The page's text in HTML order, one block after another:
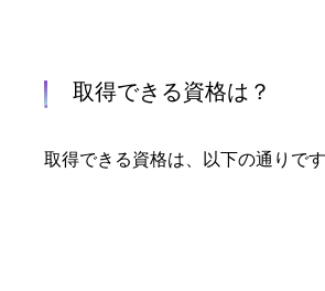
取得できる資格は？
取得できる資格は、以下の通りです